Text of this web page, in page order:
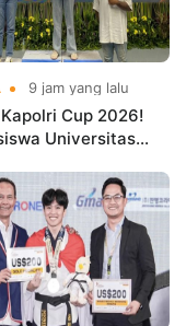
9 jam yang lalu
Cup 2026!
Universitas
di Kejurnas